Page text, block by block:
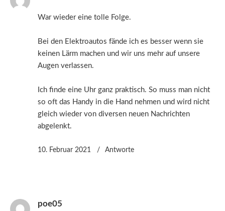
War wieder eine tolle Folge.
Bei den Elektroautos fände ich es besser wenn sie
keinen Lärm machen und wir uns mehr auf unsere
Augen verlassen.
Ich finde eine Uhr ganz praktisch. So muss man nicht
so oft das Handy in die Hand nehmen und wird nicht
gleich wieder von diversen neuen Nachrichten
abgelenkt.
10. Februar 2021 Antworte
poe05